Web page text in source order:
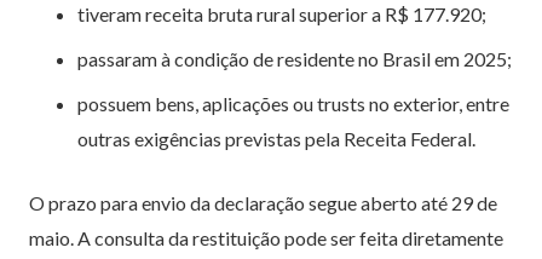
tiveram receita bruta rural superior a R$ 177.920;
passaram à condição de residente no Brasil em 2025;
possuem bens, aplicações ou trusts no exterior, entre
outras exigências previstas pela Receita Federal.
O prazo para envio da declaração segue aberto até 29 de
maio. A consulta da restituição pode ser feita diretamente